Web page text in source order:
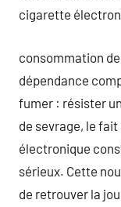
cigarette
consommation de
dépendance
fumer : résister
de sevrage, le
électronique
sérieux. Cette
de retrouver la